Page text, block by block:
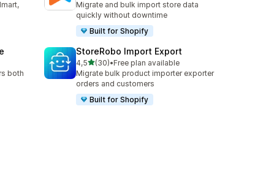
Migrate and bulk import store data
quickly without downtime
Built for Shopify
both
StoreRobo Import Export
4,55 yıldız üzerinden
(30)
toplam 30 değerlendirme
•Free plan available
Migrate bulk product importer exporter
orders and customers
Built for Shopify